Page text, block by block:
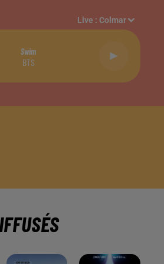
Live :Colmar
Swim
BTS